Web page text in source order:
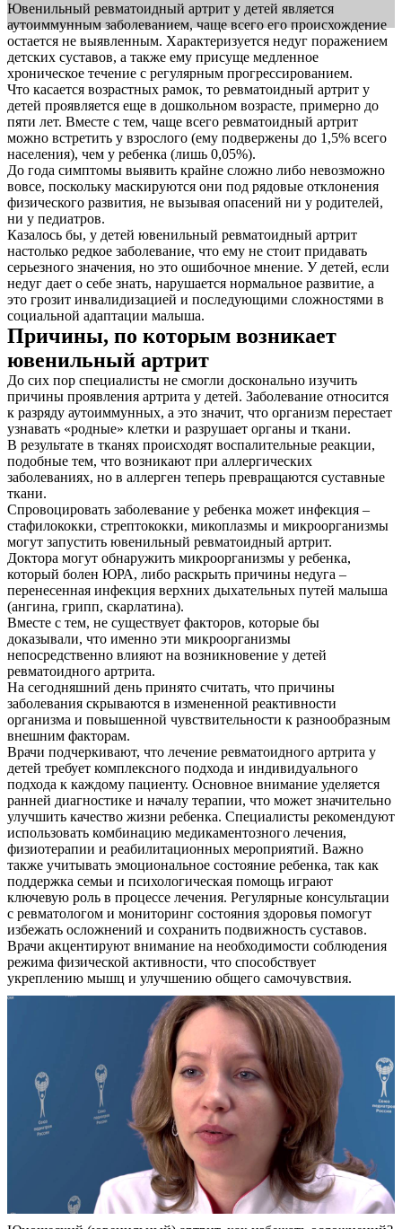
Ювенильный ревматоидный артрит у детей является
аутоиммунным заболеванием, чаще всего его происхождение
остается не выявленным. Характеризуется недуг поражением
детских суставов, а также ему присуще медленное
хроническое течение с регулярным прогрессированием.
Что касается возрастных рамок, то ревматоидный артрит у
детей проявляется еще в дошкольном возрасте, примерно до
пяти лет. Вместе с тем, чаще всего ревматоидный артрит
можно встретить у взрослого (ему подвержены до 1,5% всего
населения), чем у ребенка (лишь 0,05%).
До года симптомы выявить крайне сложно либо невозможно
вовсе, поскольку маскируются они под рядовые отклонения
физического развития, не вызывая опасений ни у родителей,
ни у педиатров.
Казалось бы, у детей ювенильный ревматоидный артрит
настолько редкое заболевание, что ему не стоит придавать
серьезного значения, но это ошибочное мнение. У детей, если
недуг дает о себе знать, нарушается нормальное развитие, а
это грозит инвалидизацией и последующими сложностями в
социальной адаптации малыша.
Причины, по которым возникает
ювенильный артрит
До сих пор специалисты не смогли досконально изучить
причины проявления артрита у детей. Заболевание относится
к разряду аутоиммунных, а это значит, что организм перестает
узнавать «родные» клетки и разрушает органы и ткани.
В результате в тканях происходят воспалительные реакции,
подобные тем, что возникают при аллергических
заболеваниях, но в аллерген теперь превращаются суставные
ткани.
Спровоцировать заболевание у ребенка может инфекция –
стафилококки, стрептококки, микоплазмы и микроорганизмы
могут запустить ювенильный ревматоидный артрит.
Доктора могут обнаружить микроорганизмы у ребенка,
который болен ЮРА, либо раскрыть причины недуга –
перенесенная инфекция верхних дыхательных путей малыша
(ангина, грипп, скарлатина).
Вместе с тем, не существует факторов, которые бы
доказывали, что именно эти микроорганизмы
непосредственно влияют на возникновение у детей
ревматоидного артрита.
На сегодняшний день принято считать, что причины
заболевания скрываются в измененной реактивности
организма и повышенной чувствительности к разнообразным
внешним факторам.
Врачи подчеркивают, что лечение ревматоидного артрита у
детей требует комплексного подхода и индивидуального
подхода к каждому пациенту. Основное внимание уделяется
ранней диагностике и началу терапии, что может значительно
улучшить качество жизни ребенка. Специалисты рекомендуют
использовать комбинацию медикаментозного лечения,
физиотерапии и реабилитационных мероприятий. Важно
также учитывать эмоциональное состояние ребенка, так как
поддержка семьи и психологическая помощь играют
ключевую роль в процессе лечения. Регулярные консультации
с ревматологом и мониторинг состояния здоровья помогут
избежать осложнений и сохранить подвижность суставов.
Врачи акцентируют внимание на необходимости соблюдения
режима физической активности, что способствует
укреплению мышц и улучшению общего самочувствия.